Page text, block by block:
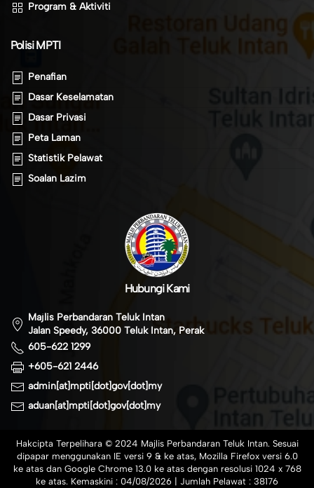
Program & Aktiviti
Polisi MPTI
Penafian
Dasar Keselamatan
Dasar Privasi
Peta Laman
Statistik Pelawat
Soalan Lazim
Hubungi Kami
Majlis Perbandaran Teluk Intan
Jalan Speedy, 36000 Teluk Intan, Perak
605-622 1299
+605-621 2446
admin[at]mpti[dot]gov[dot]my
aduan[at]mpti[dot]gov[dot]my
Hakcipta Terpelihara © 2024 Majlis Perbandaran Teluk Intan. Sesuai
dipapar menggunakan IE versi 9 & ke atas, Mozilla Firefox versi 6.0
ke atas dan Google Chrome 13.0 ke atas dengan resolusi 1024 x 768
ke atas. Kemaskini : 04/08/2026 | Jumlah Pelawat : 38176